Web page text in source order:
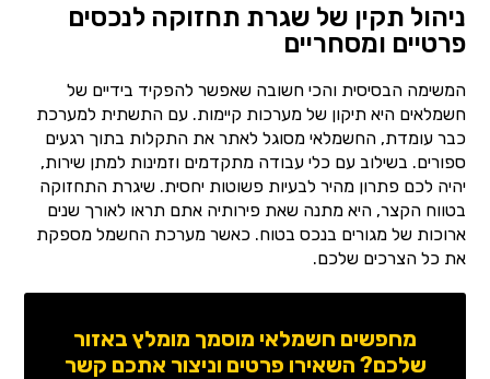
ניהול תקין של שגרת תחזוקה לנכסים
פרטיים ומסחריים
המשימה הבסיסית והכי חשובה שאפשר להפקיד בידיים של
חשמלאים היא תיקון של מערכות קיימות. עם התשתית למערכת
כבר עומדת, החשמלאי מסוגל לאתר את התקלות בתוך רגעים
ספורים. בשילוב עם כלי עבודה מתקדמים וזמינות למתן שירות,
יהיה לכם פתרון מהיר לבעיות פשוטות יחסית. שיגרת התחזוקה
בטווח הקצר, היא מתנה שאת פירותיה אתם תראו לאורך שנים
ארוכות של מגורים בנכס בטוח. כאשר מערכת החשמל מספקת
את כל הצרכים שלכם.
מחפשים חשמלאי מוסמך מומלץ באזור
שלכם? השאירו פרטים וניצור אתכם קשר